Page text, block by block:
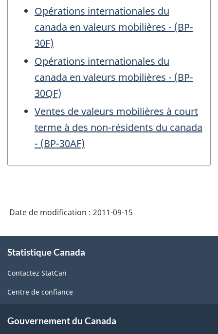
Opérations internationales du
canada en valeurs mobilières - (BP-
30F)
Opérations internationales du
canada en valeurs mobilières - (BP-
30QF)
Ventes de valeurs mobilières à court
terme à des non-résidents du canada
- (BP-30AF)
Date de modification : 2011-09-15
propos
ce
site
Statistique Canada
Contactez StatCan
Centre de confiance
Gouvernement du Canada